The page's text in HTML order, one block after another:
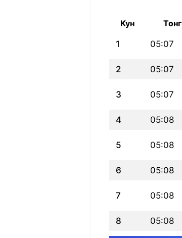
Кун Тонг
1 05:07
2 05:07
3 05:07
4 05:08
5 05:08
6 05:08
7 05:08
8 05:08